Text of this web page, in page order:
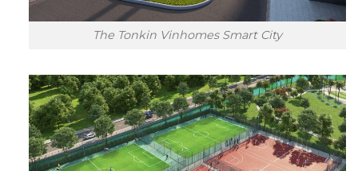
The Tonkin Vinhomes Smart City